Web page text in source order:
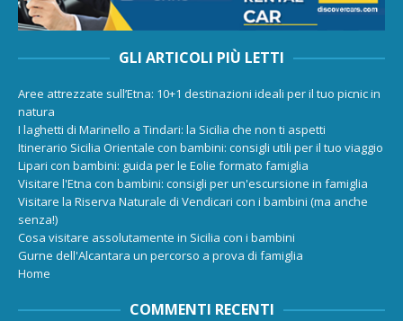
GLI ARTICOLI PIÙ LETTI
Aree attrezzate sull’Etna: 10+1 destinazioni ideali per il tuo picnic in
natura
I laghetti di Marinello a Tindari: la Sicilia che non ti aspetti
Itinerario Sicilia Orientale con bambini: consigli utili per il tuo viaggio
Lipari con bambini: guida per le Eolie formato famiglia
Visitare l'Etna con bambini: consigli per un'escursione in famiglia
Visitare la Riserva Naturale di Vendicari con i bambini (ma anche
senza!)
Cosa visitare assolutamente in Sicilia con i bambini
Gurne dell'Alcantara un percorso a prova di famiglia
Home
COMMENTI RECENTI